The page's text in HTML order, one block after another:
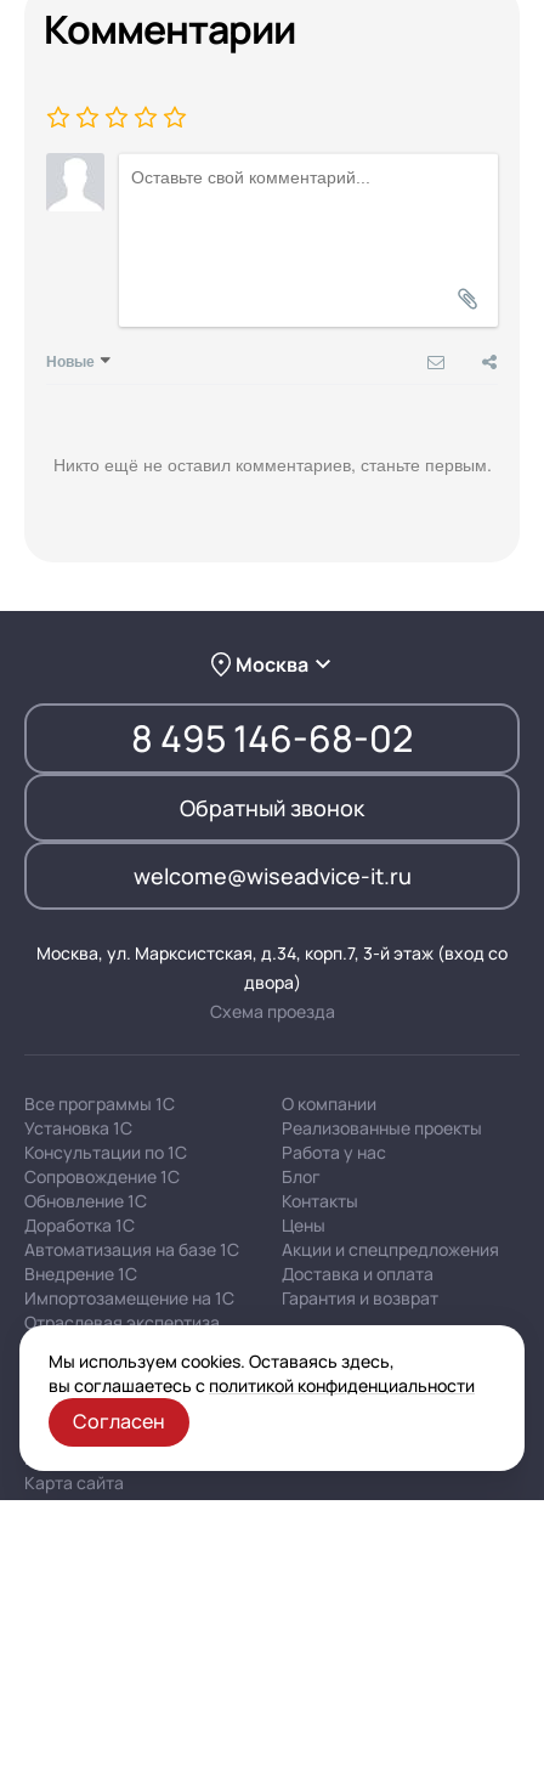
Комментарии
Новые
Никто ещё не оставил комментариев, станьте первым.
Москва
8 495 146-68-02
Обратный звонок
welcome@wiseadvice-it.ru
Москва, ул. Марксистская, д.34, корп.7, 3-й этаж (вход со
двора)
Схема проезда
Все программы 1С
Установка 1С
Консультации по 1С
Сопровождение 1С
Обновление 1С
Доработка 1С
Автоматизация на базе 1С
Внедрение 1С
Импортозамещение на 1С
Отраслевая экспертиза
О компании
Реализованные проекты
Работа у нас
Блог
Контакты
Цены
Акции и спецпредложения
Доставка и оплата
Гарантия и возврат
Корпоративная политика в отношении персональных
данных
Политика конфиденциальности
Публичная оферта
Карта сайта
Мы используем cookies. Оставаясь здесь,
вы соглашаетесь с политикой конфиденциальности
Согласен